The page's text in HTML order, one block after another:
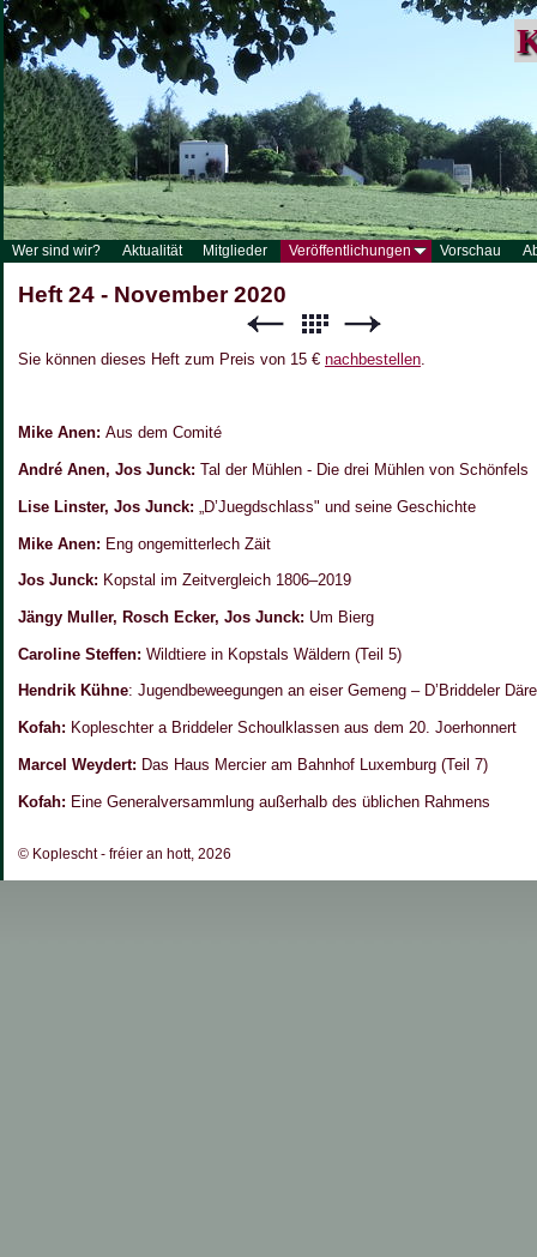
Wer sind wir? Aktualität Mitglieder Veröffentlichungen Vorschau
Heft 24 - November 2020
Sie können dieses Heft zum Preis von 15 € nachbestellen.
Mike Anen: Aus dem Comité
André Anen, Jos Junck: Tal der Mühlen - Die drei Mühlen von Schönfels
Lise Linster, Jos Junck: „D’Juegdschlass" und seine Geschichte
Mike Anen: Eng ongemitterlech Zäit
Jos Junck: Kopstal im Zeitvergleich 1806–2019
Jängy Muller, Rosch Ecker, Jos Junck: Um Bierg
Caroline Steffen: Wildtiere in Kopstals Wäldern (Teil 5)
Hendrik Kühne: Jugendbeweegungen an eiser Gemeng – D’Briddeler
Kofah: Kopleschter a Briddeler Schoulklassen aus dem 20. Joerhonnert
Marcel Weydert: Das Haus Mercier am Bahnhof Luxemburg (Teil 7)
Kofah: Eine Generalversammlung außerhalb des üblichen Rahmens
© Koplescht - fréier an hott, 2026